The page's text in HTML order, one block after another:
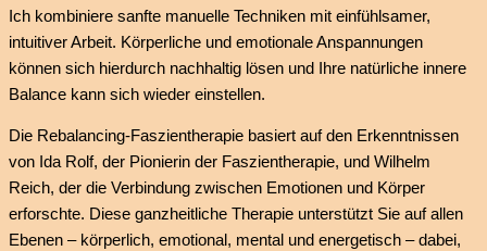
Ich kombiniere sanfte manuelle Techniken mit einfühlsamer,
intuitiver Arbeit. Körperliche und emotionale Anspannungen
können sich hierdurch nachhaltig lösen und Ihre natürliche innere
Balance kann sich wieder einstellen.
Die Rebalancing-Faszientherapie basiert auf den Erkenntnissen
von Ida Rolf, der Pionierin der Faszientherapie, und Wilhelm
Reich, der die Verbindung zwischen Emotionen und Körper
erforschte. Diese ganzheitliche Therapie unterstützt Sie auf allen
Ebenen – körperlich, emotional, mental und energetisch – dabei,